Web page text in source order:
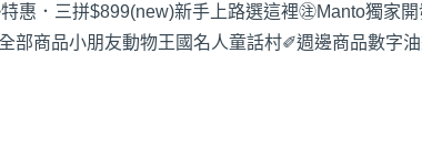
惠．三拼$899(new)新手上路選這裡㊟Manto獨家開
部商品小朋友動物王國名人童話村✐週邊商品數字